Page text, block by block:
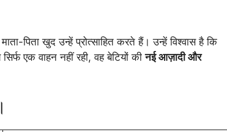
पिता खुद उन्हें प्रोत्साहित करते हैं। उन्हें विश्वास है कि
एक वाहन नहीं रही, वह बेटियों कीनई आज़ादी और